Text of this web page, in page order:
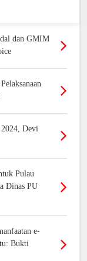
dan GMIM
Devi
Pulau
Dinas PU
e-
Bukti